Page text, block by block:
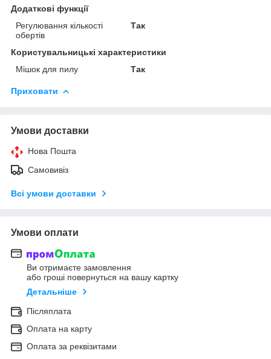
Додаткові функції
Регулювання кількості
обертів
Так
Користувальницькі характеристики
Мішок для пилу
Так
Приховати
Умови доставки
Нова Пошта
Самовивіз
Всі умови доставки
Умови оплати
Ви отримаєте замовлення
або гроші повернуться на вашу картку
Детальніше
Післяплата
Оплата на карту
Оплата за реквізитами